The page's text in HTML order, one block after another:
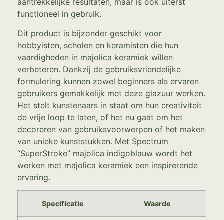
aantrekkelijke resultaten, maar is ook uiterst
functioneel in gebruik.
Dit product is bijzonder geschikt voor
hobbyisten, scholen en keramisten die hun
vaardigheden in majolica keramiek willen
verbeteren. Dankzij de gebruiksvriendelijke
formulering kunnen zowel beginners als ervaren
gebruikers gemakkelijk met deze glazuur werken.
Het stelt kunstenaars in staat om hun creativiteit
de vrije loop te laten, of het nu gaat om het
decoreren van gebruiksvoorwerpen of het maken
van unieke kunststukken. Met Spectrum
“SuperStroke” majolica indigoblauw wordt het
werken met majolica keramiek een inspirerende
ervaring.
Specificatie Waarde